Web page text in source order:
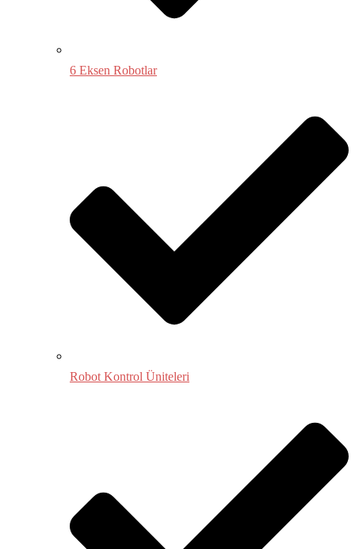
6 Eksen Robotlar
Robot Kontrol Üniteleri